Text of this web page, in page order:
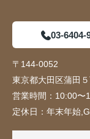
03-6404-
〒144-0052
東京都大田区蒲田
営業時間： 10:00〜
定休日： 年末年始